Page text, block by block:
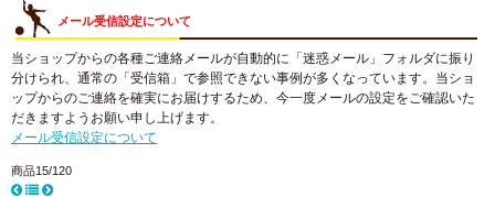
メール受信設定について
当ショップからの各種ご連絡メールが自動的に「迷惑メール」フォルダに振り
分けられ、通常の「受信箱」で参照できない事例が多くなっています。当ショ
ップからのご連絡を確実にお届けするため、今一度メールの設定をご確認いた
だきますようお願い申し上げます。
メール受信設定について
商品15/120